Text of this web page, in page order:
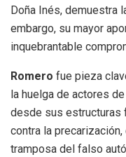
Doña Inés, demuestra
embargo, su mayor
inquebrantable
Romero fue pieza
la huelga de actores
desde sus estructuras
contra la
tramposa del falso